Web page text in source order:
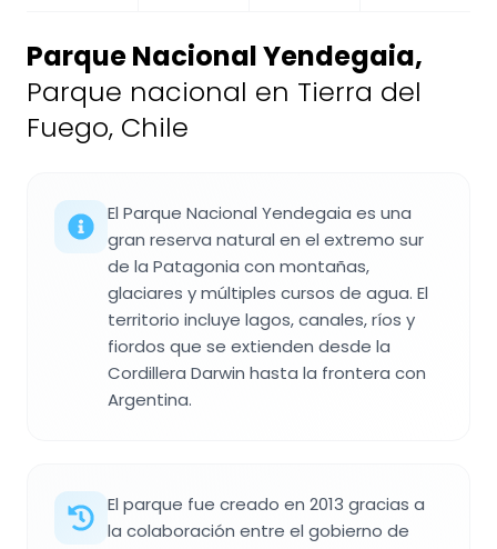
Parque Nacional Yendegaia,
Parque nacional en Tierra del
Fuego, Chile
El Parque Nacional Yendegaia es una
gran reserva natural en el extremo sur
de la Patagonia con montañas,
glaciares y múltiples cursos de agua. El
territorio incluye lagos, canales, ríos y
fiordos que se extienden desde la
Cordillera Darwin hasta la frontera con
Argentina.
El parque fue creado en 2013 gracias a
la colaboración entre el gobierno de